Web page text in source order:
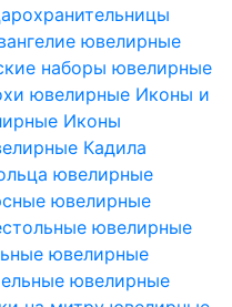
ювелирные
наборы ювелирные
ювелирные Иконы и
Иконы
Кадила
ювелирные
ювелирные
ювелирные
ювелирные
ювелирные